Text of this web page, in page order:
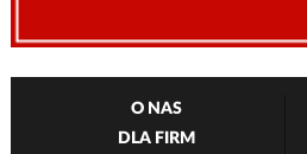
O NAS
DLA FIRM